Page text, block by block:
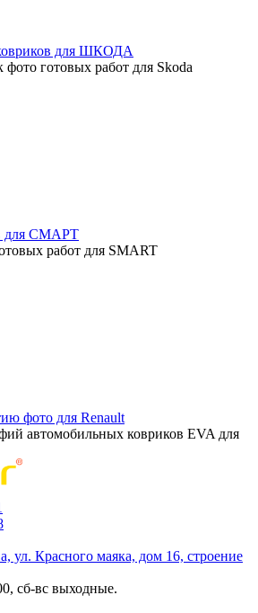
для ШКОДА
фото готовых работ для Skoda
для СМАРТ
работ для SMART
фото для Renault
автомобильных ковриков EVA для
ул. Красного маяка, дом 16, строение
сб-вс выходные.